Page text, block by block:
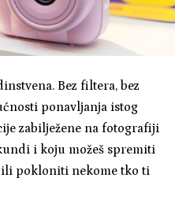
Bez filtera, bez
ponavljanja istog
zabilježene na fotografiji
i koju možeš spremiti
pokloniti nekome tko ti